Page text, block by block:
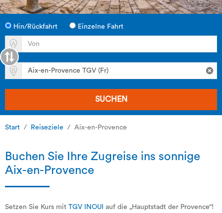
Hin/Rückfahrt Einzelne Fahrt
SUCHEN
Start Reiseziele Aix-en-Provence
Buchen Sie Ihre Zugreise ins sonnige
Aix-en-Provence
Setzen Sie Kurs mit TGV INOUI auf die „Hauptstadt der Provence“!